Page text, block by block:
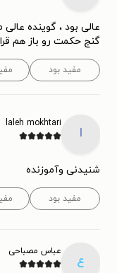
عالی بود ، گوینده
گنج حکمت رو باز هم
مفید بود
l
laleh mokhtari
شنیدنی وآموزنده
مفید بود
ع
عباس مصباحی